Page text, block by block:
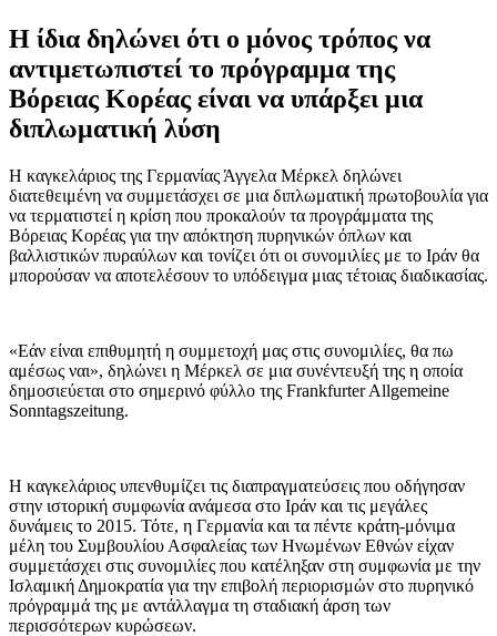
Η ίδια δηλώνει ότι ο μόνος τρόπος να
αντιμετωπιστεί το πρόγραμμα της
Βόρειας Κορέας είναι να υπάρξει μια
διπλωματική λύση
Η καγκελάριος της Γερμανίας Άγγελα Μέρκελ δηλώνει
διατεθειμένη να συμμετάσχει σε μια διπλωματική πρωτοβουλία για
να τερματιστεί η κρίση που προκαλούν τα προγράμματα της
Βόρειας Κορέας για την απόκτηση πυρηνικών όπλων και
βαλλιστικών πυραύλων και τονίζει ότι οι συνομιλίες με το Ιράν θα
μπορούσαν να αποτελέσουν το υπόδειγμα μιας τέτοιας διαδικασίας.
«Εάν είναι επιθυμητή η συμμετοχή μας στις συνομιλίες, θα πω
αμέσως ναι», δηλώνει η Μέρκελ σε μια συνέντευξή της η οποία
δημοσιεύεται στο σημερινό φύλλο της Frankfurter Allgemeine
Sonntagszeitung.
Η καγκελάριος υπενθυμίζει τις διαπραγματεύσεις που οδήγησαν
στην ιστορική συμφωνία ανάμεσα στο Ιράν και τις μεγάλες
δυνάμεις το 2015. Τότε, η Γερμανία και τα πέντε κράτη-μόνιμα
μέλη του Συμβουλίου Ασφαλείας των Ηνωμένων Εθνών είχαν
συμμετάσχει στις συνομιλίες που κατέληξαν στη συμφωνία με την
Ισλαμική Δημοκρατία για την επιβολή περιορισμών στο πυρηνικό
πρόγραμμά της με αντάλλαγμα τη σταδιακή άρση των
περισσότερων κυρώσεων.